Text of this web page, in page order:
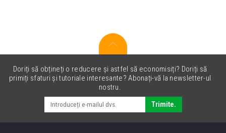
Doriți să obțineți o reducere și astfel să economisiți? Doriți să
primiți sfaturi și tutoriale interesante? Abonați-vă la newsletter-ul
nostru.
Trimite.